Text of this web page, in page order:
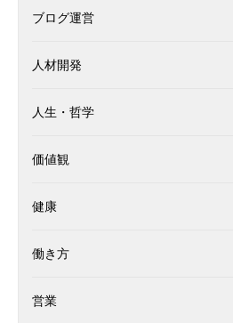
ブログ運営
人材開発
人生・哲学
価値観
健康
働き方
営業